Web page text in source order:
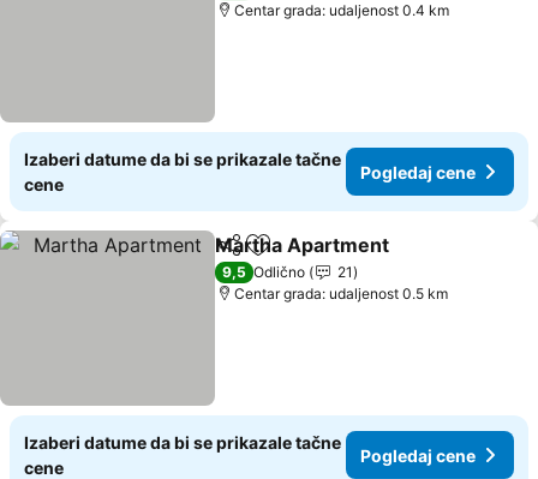
Centar grada: udaljenost 0.4 km
Izaberi datume da bi se prikazale tačne
cene
Pogledaj cene
Deli Dodati u favorite
Martha Apartment
9,5 Odlično
21
Centar grada: udaljenost 0.5 km
Izaberi datume da bi se prikazale tačne
cene
Pogledaj cene